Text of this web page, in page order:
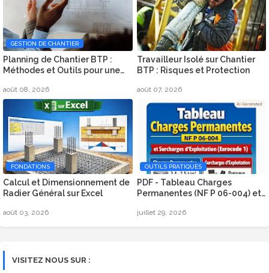
GESTION DE CHANTIER
Planning de Chantier BTP :
Méthodes et Outils pour une
août 08, 2026
Travailleur Isolé sur Chantier
BTP : Risques et Protection
août 07, 2026
FONDATIONS
Calcul et Dimensionnement de
Radier Général sur Excel
août 03, 2026
OUTILS PRATIQUES
PDF - Tableau Charges
Permanentes (NF P 06-004) et
(Eurocode 1)
juillet 29, 2026
VISITEZ NOUS SUR :